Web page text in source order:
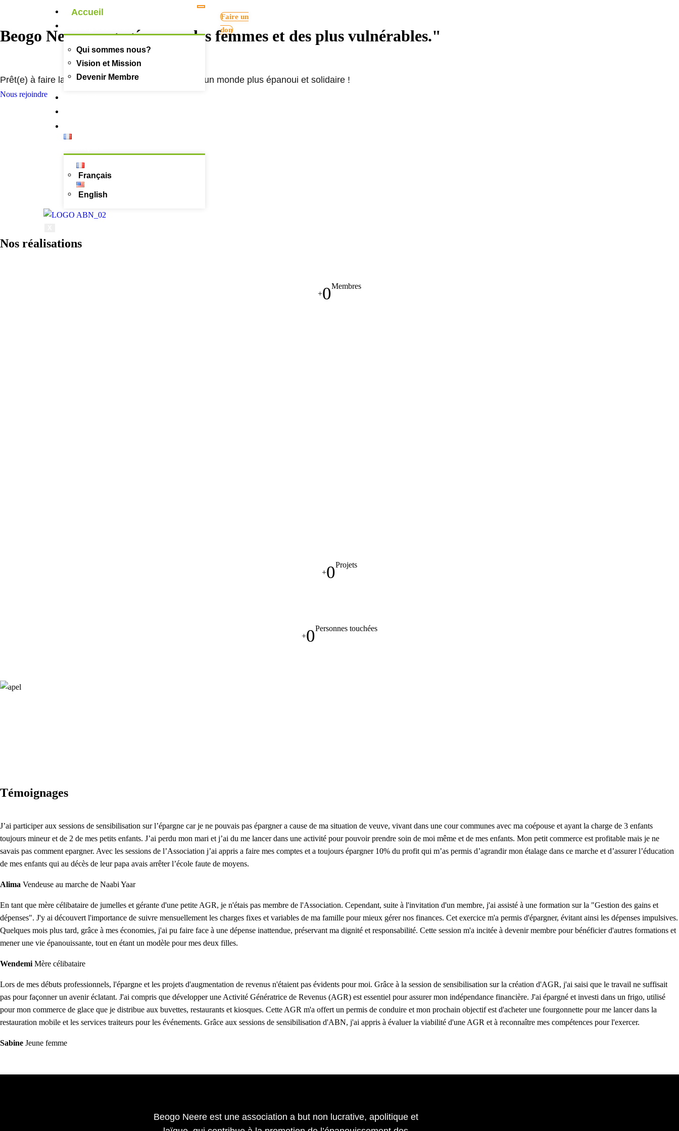
Accueil
Qui sommes nous?
Vision et Mission
Devenir Membre
Français
English
Faire un
don
Beogo Neere, engagée pour des femmes et des plus vulnérables."
Prêt(e) à faire la différence ? Rejoignez-nous pour un monde plus épanoui et solidaire !
Nous rejoindre
Nos réalisations
+0Membres
+0Projets
+0Personnes touchées
Témoignages
J’ai participer aux sessions de sensibilisation sur l’épargne car je ne pouvais pas épargner a cause de ma situation de veuve, vivant dans une cour communes avec ma coépouse et ayant la charge de 3 enfants
toujours mineur et de 2 de mes petits enfants. J’ai perdu mon mari et j’ai du me lancer dans une activité pour pouvoir prendre soin de moi même et de mes enfants. Mon petit commerce est profitable mais je ne
savais pas comment epargner. Avec les sessions de l’Association j’ai appris a faire mes comptes et a toujours épargner 10% du profit qui m’as permis d’agrandir mon étalage dans ce marche et d’assurer l’éducation
de mes enfants qui au décès de leur papa avais arrêter l’école faute de moyens.
Alima Vendeuse au marche de Naabi Yaar
En tant que mère célibataire de jumelles et gérante d'une petite AGR, je n'étais pas membre de l'Association. Cependant, suite à l'invitation d'un membre, j'ai assisté à une formation sur la "Gestion des gains et
dépenses". J'y ai découvert l'importance de suivre mensuellement les charges fixes et variables de ma famille pour mieux gérer nos finances. Cet exercice m'a permis d'épargner, évitant ainsi les dépenses impulsives.
Quelques mois plus tard, grâce à mes économies, j'ai pu faire face à une dépense inattendue, préservant ma dignité et responsabilité. Cette session m'a incitée à devenir membre pour bénéficier d'autres formations et
mener une vie épanouissante, tout en étant un modèle pour mes deux filles.
Wendemi Mère célibataire
Lors de mes débuts professionnels, l'épargne et les projets d'augmentation de revenus n'étaient pas évidents pour moi. Grâce à la session de sensibilisation sur la création d'AGR, j'ai saisi que le travail ne suffisait
pas pour façonner un avenir éclatant. J'ai compris que développer une Activité Génératrice de Revenus (AGR) est essentiel pour assurer mon indépendance financière. J'ai épargné et investi dans un frigo, utilisé
pour mon commerce de glace que je distribue aux buvettes, restaurants et kiosques. Cette AGR m'a offert un permis de conduire et mon prochain objectif est d'acheter une fourgonnette pour me lancer dans la
restauration mobile et les services traiteurs pour les événements. Grâce aux sessions de sensibilisation d'ABN, j'ai appris à évaluer la viabilité d'une AGR et à reconnaître mes compétences pour l'exercer.
Sabine Jeune femme
Beogo Neere est une association a but non lucrative, apolitique et